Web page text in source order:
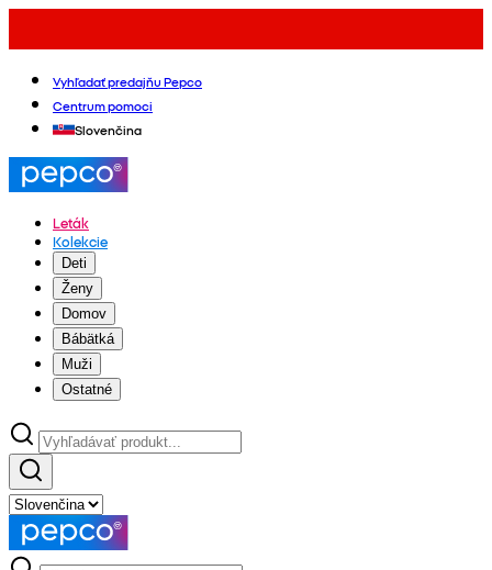
Vyhľadať predajňu Pepco
Centrum pomoci
Slovenčina
Leták
Kolekcie
Deti
Ženy
Domov
Bábätká
Muži
Ostatné